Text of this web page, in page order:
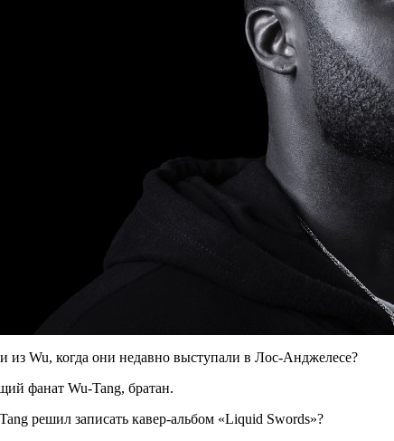
из Wu, когда они недавно выступали в Лос-Анджелесе?
фанат Wu-Tang, братан.
решил записать кавер-альбом «Liquid Swords»?